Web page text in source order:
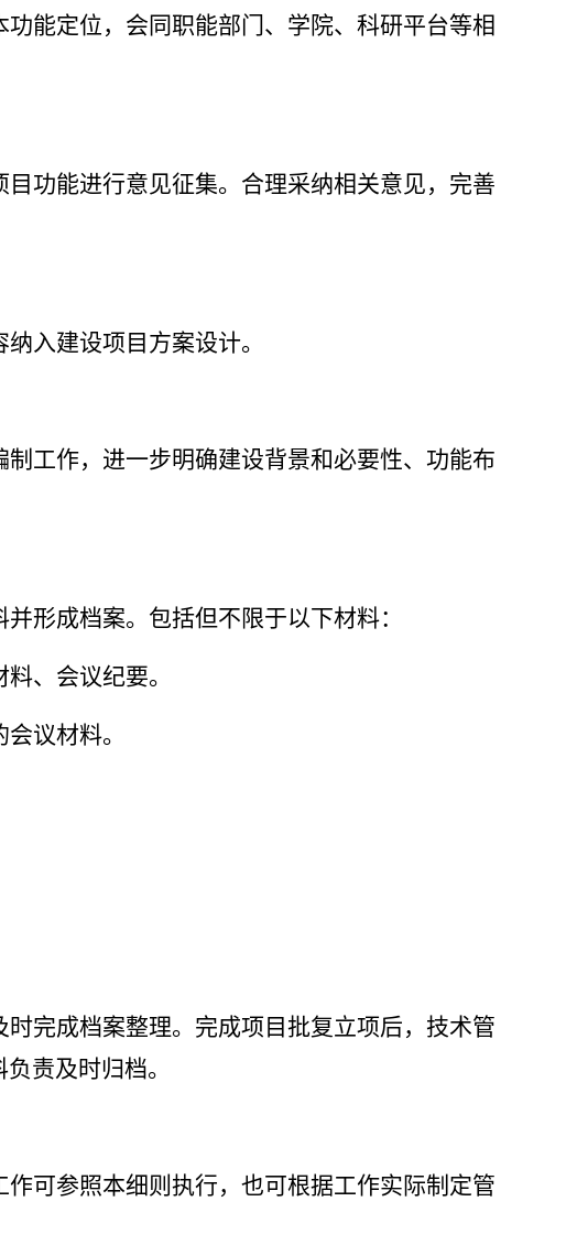
能定位，会同职能部门、学院、科研平台等相
功能进行意见征集。合理采纳相关意见，完善
入建设项目方案设计。
工作，进一步明确建设背景和必要性、功能布
形成档案。包括但不限于以下材料：
、会议纪要。
议材料。
完成档案整理。完成项目批复立项后，技术管
责及时归档。
可参照本细则执行，也可根据工作实际制定管